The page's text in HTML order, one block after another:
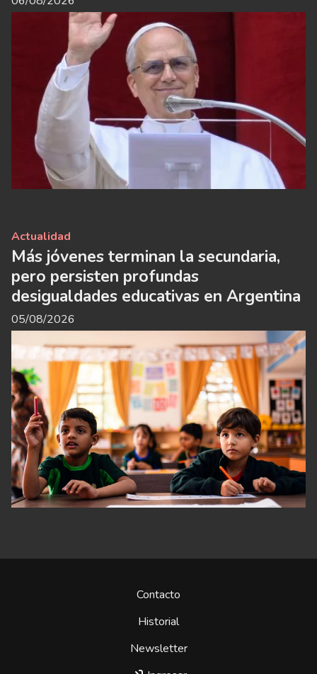
Más jóvenes terminan la secundaria,
pero persisten profundas
desigualdades educativas en Argentina
Actualidad
05/08/2026
Contacto
Historial
Newsletter